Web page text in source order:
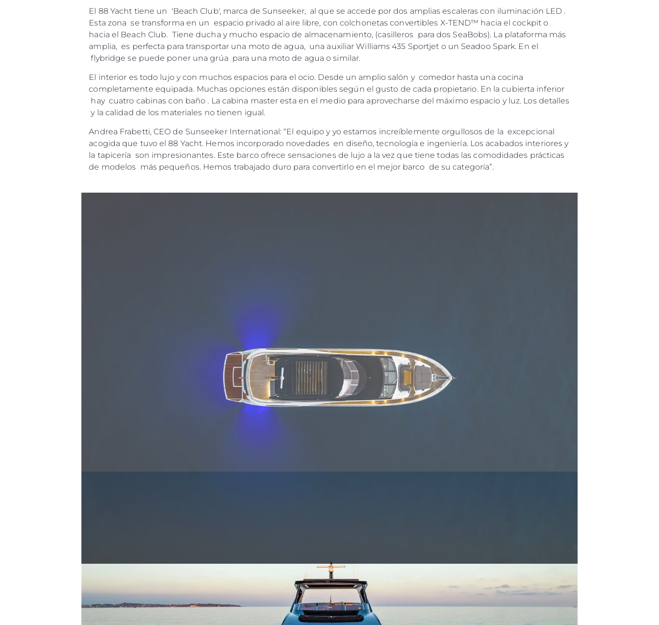
El 88 Yacht tiene un 'Beach Club', marca de Sunseeker, al que se accede por dos amplias escaleras con iluminación LED .
Esta zona se transforma en un espacio privado al aire libre, con colchonetas convertibles X-TEND™ hacia el cockpit o
hacia el Beach Club. Tiene ducha y mucho espacio de almacenamiento, (casilleros para dos SeaBobs). La plataforma más
amplia, es perfecta para transportar una moto de agua, una auxiliar Williams 435 Sportjet o un Seadoo Spark. En el
flybridge se puede poner una grúa para una moto de agua o similar.
El interior es todo lujo y con muchos espacios para el ocio. Desde un amplio salón y comedor hasta una cocina
completamente equipada. Muchas opciones están disponibles según el gusto de cada propietario. En la cubierta inferior
hay cuatro cabinas con baño . La cabina master esta en el medio para aprovecharse del máximo espacio y luz. Los detalles
y la calidad de los materiales no tienen igual.
Andrea Frabetti, CEO de Sunseeker International: “El equipo y yo estamos increíblemente orgullosos de la excepcional
acogida que tuvo el 88 Yacht. Hemos incorporado novedades en diseño, tecnología e ingeniería. Los acabados interiores y
la tapicería son impresionantes. Este barco ofrece sensaciones de lujo a la vez que tiene todas las comodidades prácticas
de modelos más pequeños. Hemos trabajado duro para convertirlo en el mejor barco de su categoría”.
Información
Mapa
Contacto
Legal
POLÍTICA DE PRIVACIDAD
DECLARACIÓN EN CONTRA
¿Quiénes Somos?
Brokerage
Charter